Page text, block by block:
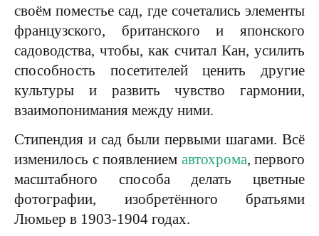
своём поместье сад, где сочетались элементы
французского, британского и японского
садоводства, чтобы, как считал Кан, усилить
способность посетителей ценить другие
культуры и развить чувство гармонии,
взаимопонимания между ними.
Стипендия и сад были первыми шагами. Всё
изменилось с появлением автохрома, первого
масштабного способа делать цветные
фотографии, изобретённого братьями
Люмьер в 1903-1904 годах.